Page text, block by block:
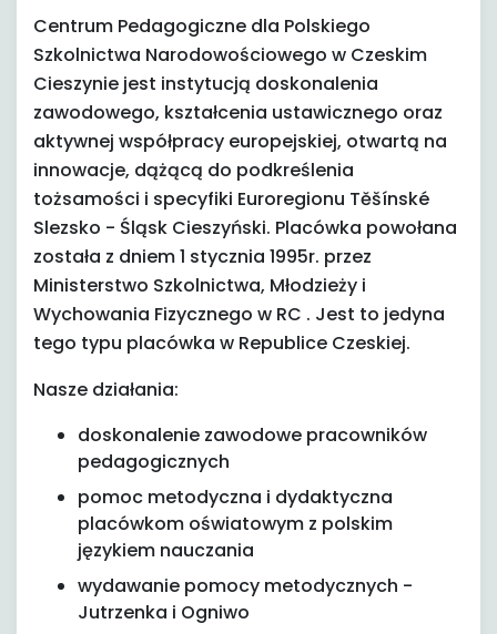
Centrum Pedagogiczne dla Polskiego
Szkolnictwa Narodowościowego w Czeskim
Cieszynie jest instytucją doskonalenia
zawodowego, kształcenia ustawicznego oraz
aktywnej współpracy europejskiej, otwartą na
innowacje, dążącą do podkreślenia
tożsamości i specyfiki Euroregionu Těšínské
Slezsko - Śląsk Cieszyński. Placówka powołana
została z dniem 1 stycznia 1995r. przez
Ministerstwo Szkolnictwa, Młodzieży i
Wychowania Fizycznego w RC . Jest to jedyna
tego typu placówka w Republice Czeskiej.
Nasze działania:
doskonalenie zawodowe pracowników
pedagogicznych
pomoc metodyczna i dydaktyczna
placówkom oświatowym z polskim
językiem nauczania
wydawanie pomocy metodycznych -
Jutrzenka i Ogniwo